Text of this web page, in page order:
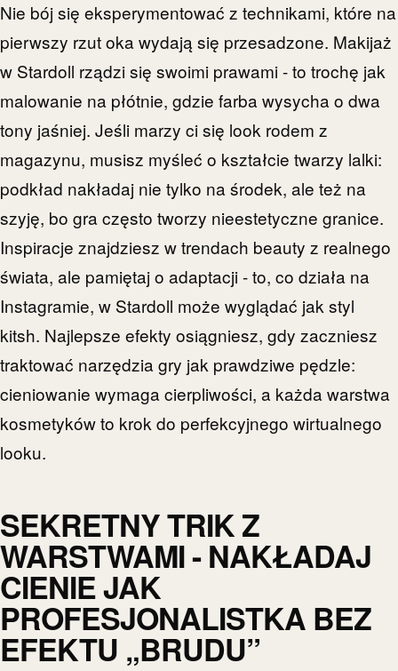
Nie bój się eksperymentować z technikami, które na
pierwszy rzut oka wydają się przesadzone. Makijaż
w Stardoll rządzi się swoimi prawami - to trochę jak
malowanie na płótnie, gdzie farba wysycha o dwa
tony jaśniej. Jeśli marzy ci się look rodem z
magazynu, musisz myśleć o kształcie twarzy lalki:
podkład nakładaj nie tylko na środek, ale też na
szyję, bo gra często tworzy nieestetyczne granice.
Inspiracje znajdziesz w trendach beauty z realnego
świata, ale pamiętaj o adaptacji - to, co działa na
Instagramie, w Stardoll może wyglądać jak styl
kitsh. Najlepsze efekty osiągniesz, gdy zaczniesz
traktować narzędzia gry jak prawdziwe pędzle:
cieniowanie wymaga cierpliwości, a każda warstwa
kosmetyków to krok do perfekcyjnego wirtualnego
looku.
SEKRETNY TRIK Z
WARSTWAMI - NAKŁADAJ
CIENIE JAK
PROFESJONALISTKA BEZ
EFEKTU „BRUDU”